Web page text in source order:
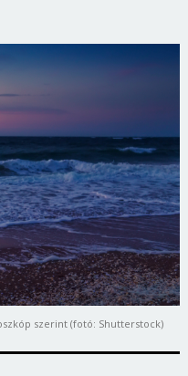
szerint (fotó: Shutterstock)